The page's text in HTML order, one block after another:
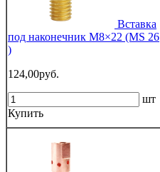
Вставка
под наконечник M8×22 (MS 26
)
124,00руб.
шт
Купить